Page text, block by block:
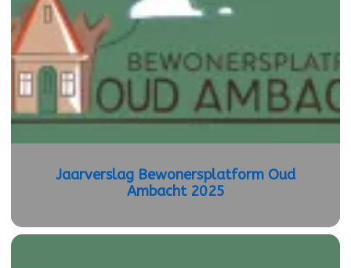
Jaarverslag Bewonersplatform Oud
Ambacht 2025